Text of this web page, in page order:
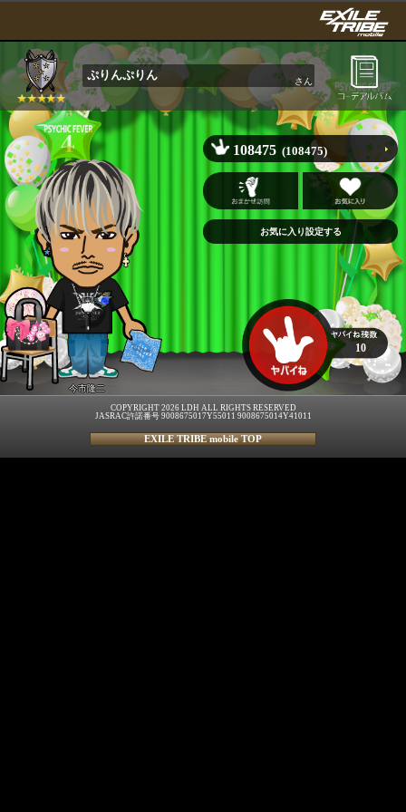
ぷりんぷりん さん
今市隆二
108475 (108475)
10
COPYRIGHT 2026 LDH ALL RIGHTS RESERVED
JASRAC許諾番号 9008675017Y55011 9008675014Y41011
EXILE TRIBE mobile TOP